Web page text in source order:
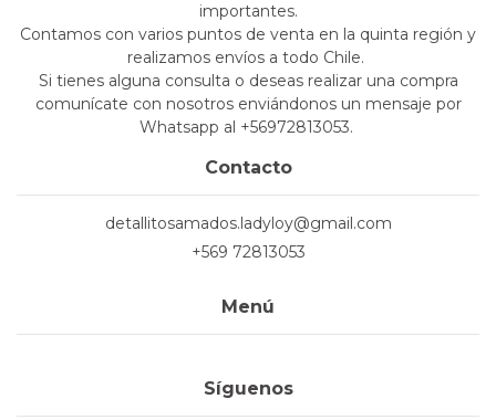
importantes.
Contamos con varios puntos de venta en la quinta región y
realizamos envíos a todo Chile.
Si tienes alguna consulta o deseas realizar una compra
comunícate con nosotros enviándonos un mensaje por
Whatsapp al +56972813053.
Contacto
detallitosamados.ladyloy@gmail.com
+569 72813053
Menú
Síguenos